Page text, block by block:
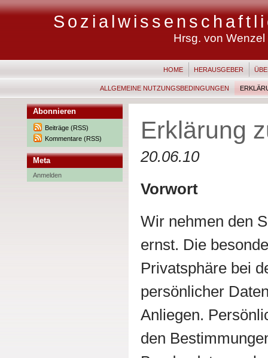
Hrsg. von
HOME HERAUSGEBER
ALLGEMEINE NUTZUNGSBEDINGUNGEN
Abonnieren
Beiträge (RSS)
Kommentare (RSS)
Meta
Anmelden
Erklärung
20.06.10
Vorwort
Wir nehmen den
ernst. Die
Privatsphäre bei
persönlicher
Anliegen.
den